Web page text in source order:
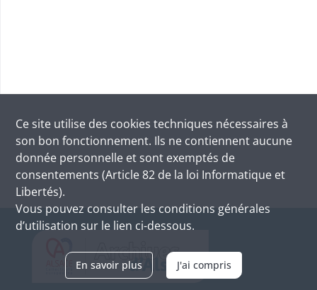
Ce site utilise des cookies techniques nécessaires à
son bon fonctionnement. Ils ne contiennent aucune
donnée personnelle et sont exemptés de
consentements (Article 82 de la loi Informatique et
Libertés).
Vous pouvez consulter les conditions générales
d’utilisation sur le lien ci-dessous.
En savoir plus J'ai compris